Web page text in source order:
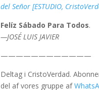
del Señor [ESTUDIO,
Felíz Sábado Para Todos.
—JOSÉ LUIS JAVIER
————————————
Deltag i CristoVerdad.
del af vores gruppe af